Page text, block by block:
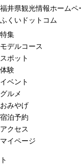
福井県観光情報ホームペ
ふくいドットコム
特集
モデルコース
スポット
体験
イベント
グルメ
おみやげ
宿泊予約
アクセス
マイページ
ト